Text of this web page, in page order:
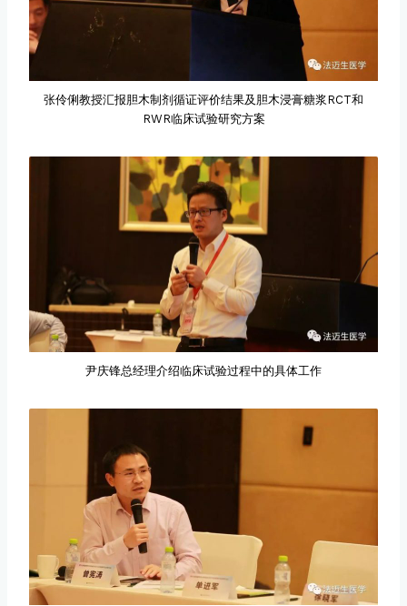
张伶俐教授汇报胆木制剂循证评价结果及胆木浸膏糖浆RCT和
RWR临床试验研究方案
尹庆锋总经理介绍临床试验过程中的具体工作